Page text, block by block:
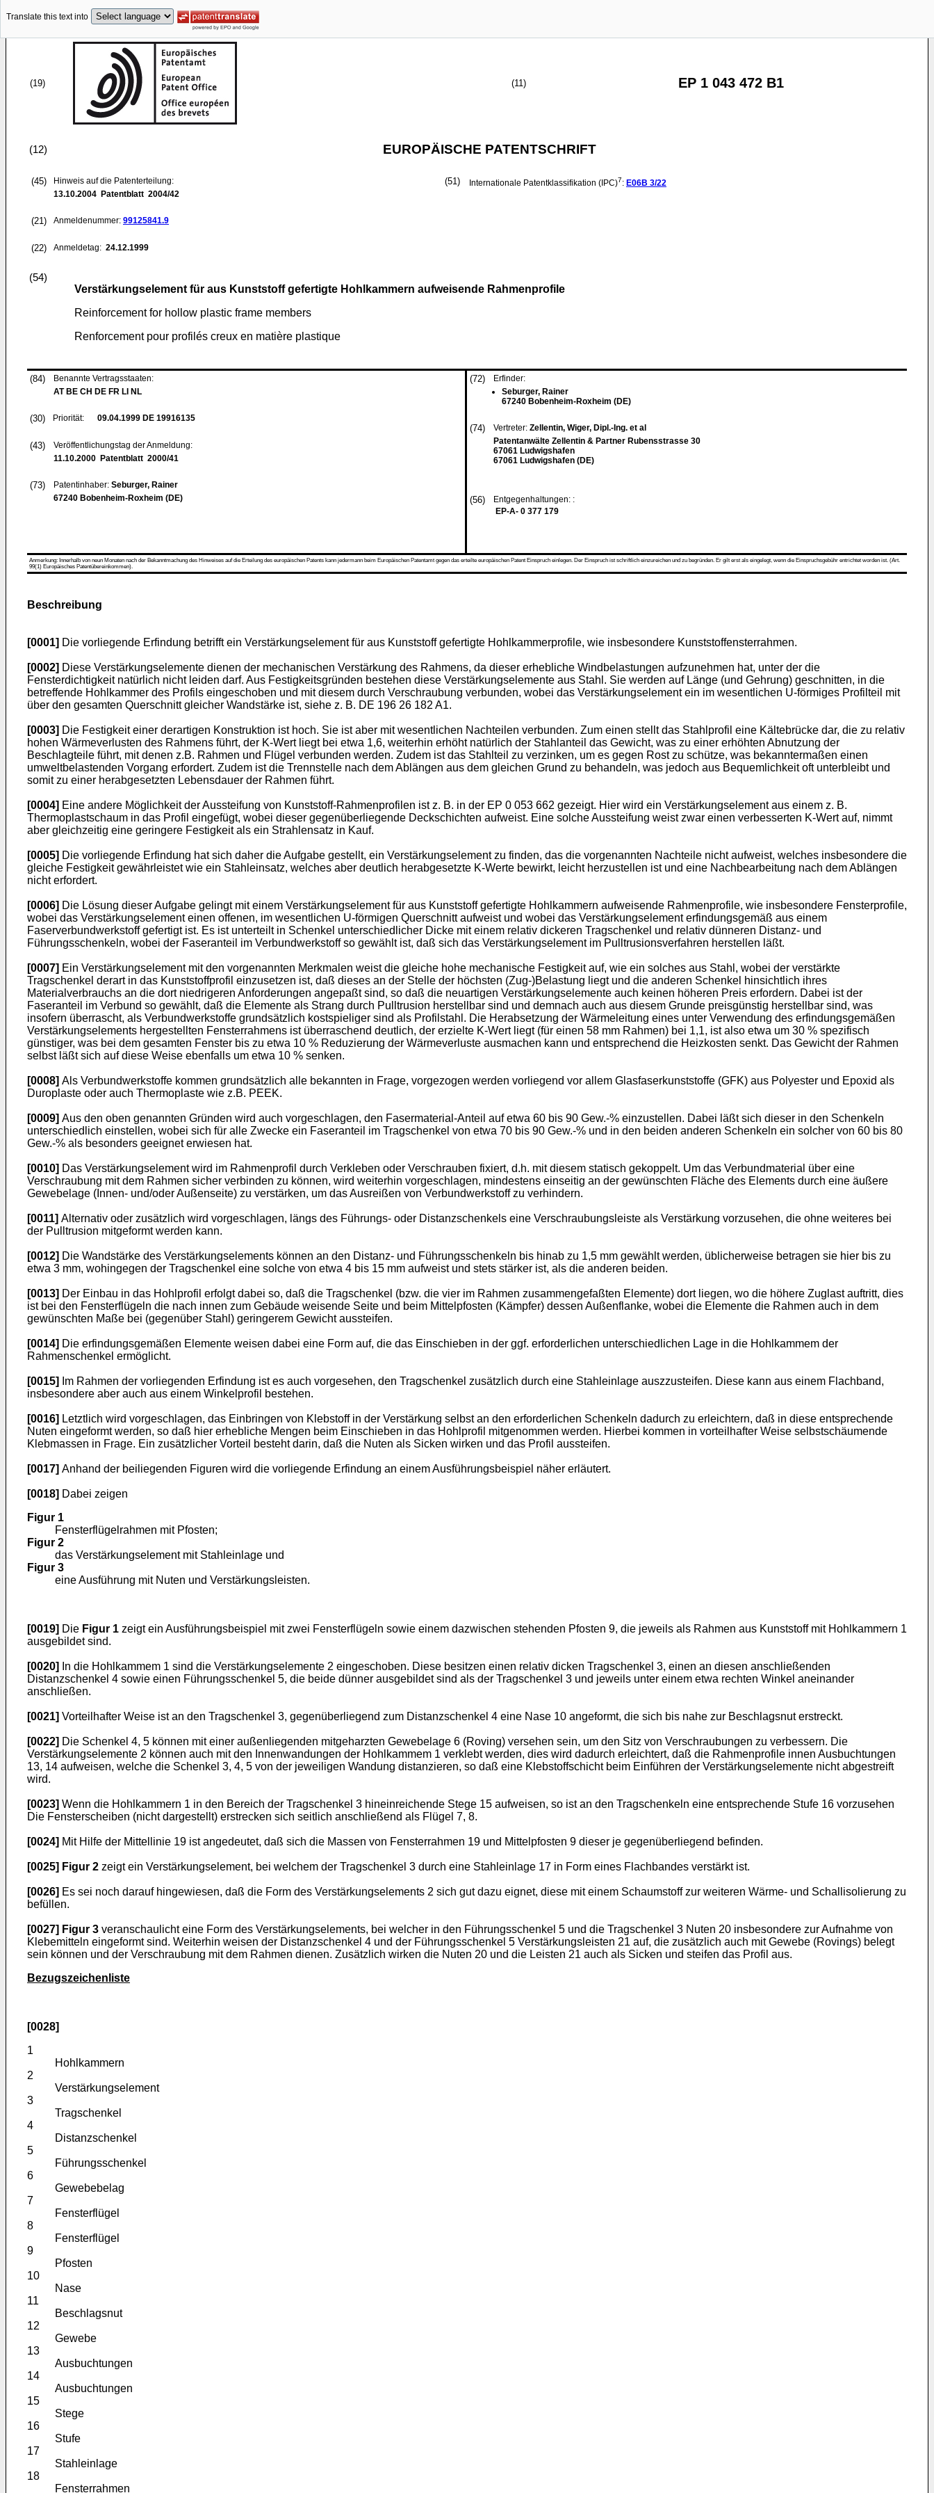
Translate this text into
(19) (11) EP 1 043 472 B1
(12) EUROPÄISCHE PATENTSCHRIFT
(45)
Hinweis auf die Patenterteilung:
13.10.2004 Patentblatt 2004/42
(21) Anmeldenummer: 99125841.9
(22) Anmeldetag: 24.12.1999
(51) Internationale Patentklassifikation (IPC)7: E06B 3/22
(54)
Verstärkungselement für aus Kunststoff gefertigte Hohlkammern aufweisende Rahmenprofile
Reinforcement for hollow plastic frame members
Renforcement pour profilés creux en matière plastique
(84)
Benannte Vertragsstaaten:
AT BE CH DE FR LI NL
(30) Priorität: 09.04.1999 DE 19916135
(43)
Veröffentlichungstag der Anmeldung:
11.10.2000 Patentblatt 2000/41
(73) Patentinhaber: Seburger, Rainer
67240 Bobenheim-Roxheim (DE)
(72)
Erfinder:
Seburger, Rainer
67240 Bobenheim-Roxheim (DE)
(74) Vertreter: Zellentin, Wiger, Dipl.-Ing. et al
Patentanwälte Zellentin & Partner Rubensstrasse 30
67061 Ludwigshafen
67061 Ludwigshafen (DE)
(56)
Entgegenhaltungen: :
EP-A- 0 377 179
Anmerkung: Innerhalb von neun Monaten nach der Bekanntmachung des Hinweises auf die Erteilung des europäischen Patents kann jedermann beim Europäischen Patentamt gegen das erteilte europäischen Patent Einspruch einlegen. Der Einspruch ist schriftlich einzureichen und zu begründen. Er gilt erst als eingelegt, wenn die Einspruchsgebühr entrichtet worden ist. (Art.
99(1) Europäisches Patentübereinkommen).
Beschreibung
[0001] Die vorliegende Erfindung betrifft ein Verstärkungselement für aus Kunststoff gefertigte Hohlkammerprofile, wie insbesondere Kunststoffensterrahmen.
[0002] Diese Verstärkungselemente dienen der mechanischen Verstärkung des Rahmens, da dieser erhebliche Windbelastungen aufzunehmen hat, unter der die
Fensterdichtigkeit natürlich nicht leiden darf. Aus Festigkeitsgründen bestehen diese Verstärkungselemente aus Stahl. Sie werden auf Länge (und Gehrung) geschnitten, in die
betreffende Hohlkammer des Profils eingeschoben und mit diesem durch Verschraubung verbunden, wobei das Verstärkungselement ein im wesentlichen U-förmiges Profilteil mit
über den gesamten Querschnitt gleicher Wandstärke ist, siehe z. B. DE 196 26 182 A1.
[0003] Die Festigkeit einer derartigen Konstruktion ist hoch. Sie ist aber mit wesentlichen Nachteilen verbunden. Zum einen stellt das Stahlprofil eine Kältebrücke dar, die zu relativ
hohen Wärmeverlusten des Rahmens führt, der K-Wert liegt bei etwa 1,6, weiterhin erhöht natürlich der Stahlanteil das Gewicht, was zu einer erhöhten Abnutzung der
Beschlagteile führt, mit denen z.B. Rahmen und Flügel verbunden werden. Zudem ist das Stahlteil zu verzinken, um es gegen Rost zu schütze, was bekanntermaßen einen
umweltbelastenden Vorgang erfordert. Zudem ist die Trennstelle nach dem Ablängen aus dem gleichen Grund zu behandeln, was jedoch aus Bequemlichkeit oft unterbleibt und
somit zu einer herabgesetzten Lebensdauer der Rahmen führt.
[0004] Eine andere Möglichkeit der Aussteifung von Kunststoff-Rahmenprofilen ist z. B. in der EP 0 053 662 gezeigt. Hier wird ein Verstärkungselement aus einem z. B.
Thermoplastschaum in das Profil eingefügt, wobei dieser gegenüberliegende Deckschichten aufweist. Eine solche Aussteifung weist zwar einen verbesserten K-Wert auf, nimmt
aber gleichzeitig eine geringere Festigkeit als ein Strahlensatz in Kauf.
[0005] Die vorliegende Erfindung hat sich daher die Aufgabe gestellt, ein Verstärkungselement zu finden, das die vorgenannten Nachteile nicht aufweist, welches insbesondere die
gleiche Festigkeit gewährleistet wie ein Stahleinsatz, welches aber deutlich herabgesetzte K-Werte bewirkt, leicht herzustellen ist und eine Nachbearbeitung nach dem Ablängen
nicht erfordert.
[0006] Die Lösung dieser Aufgabe gelingt mit einem Verstärkungselement für aus Kunststoff gefertigte Hohlkammern aufweisende Rahmenprofile, wie insbesondere Fensterprofile,
wobei das Verstärkungselement einen offenen, im wesentlichen U-förmigen Querschnitt aufweist und wobei das Verstärkungselement erfindungsgemäß aus einem
Faserverbundwerkstoff gefertigt ist. Es ist unterteilt in Schenkel unterschiedlicher Dicke mit einem relativ dickeren Tragschenkel und relativ dünneren Distanz- und
Führungsschenkeln, wobei der Faseranteil im Verbundwerkstoff so gewählt ist, daß sich das Verstärkungselement im Pulltrusionsverfahren herstellen läßt.
[0007] Ein Verstärkungselement mit den vorgenannten Merkmalen weist die gleiche hohe mechanische Festigkeit auf, wie ein solches aus Stahl, wobei der verstärkte
Tragschenkel derart in das Kunststoffprofil einzusetzen ist, daß dieses an der Stelle der höchsten (Zug-)Belastung liegt und die anderen Schenkel hinsichtlich ihres
Materialverbrauchs an die dort niedrigeren Anforderungen angepaßt sind, so daß die neuartigen Verstärkungselemente auch keinen höheren Preis erfordern. Dabei ist der
Faseranteil im Verbund so gewählt, daß die Elemente als Strang durch Pulltrusion herstellbar sind und demnach auch aus diesem Grunde preisgünstig herstellbar sind, was
insofern überrascht, als Verbundwerkstoffe grundsätzlich kostspieliger sind als Profilstahl. Die Herabsetzung der Wärmeleitung eines unter Verwendung des erfindungsgemäßen
Verstärkungselements hergestellten Fensterrahmens ist überraschend deutlich, der erzielte K-Wert liegt (für einen 58 mm Rahmen) bei 1,1, ist also etwa um 30 % spezifisch
günstiger, was bei dem gesamten Fenster bis zu etwa 10 % Reduzierung der Wärmeverluste ausmachen kann und entsprechend die Heizkosten senkt. Das Gewicht der Rahmen
selbst läßt sich auf diese Weise ebenfalls um etwa 10 % senken.
[0008] Als Verbundwerkstoffe kommen grundsätzlich alle bekannten in Frage, vorgezogen werden vorliegend vor allem Glasfaserkunststoffe (GFK) aus Polyester und Epoxid als
Duroplaste oder auch Thermoplaste wie z.B. PEEK.
[0009] Aus den oben genannten Gründen wird auch vorgeschlagen, den Fasermaterial-Anteil auf etwa 60 bis 90 Gew.-% einzustellen. Dabei läßt sich dieser in den Schenkeln
unterschiedlich einstellen, wobei sich für alle Zwecke ein Faseranteil im Tragschenkel von etwa 70 bis 90 Gew.-% und in den beiden anderen Schenkeln ein solcher von 60 bis 80
Gew.-% als besonders geeignet erwiesen hat.
[0010] Das Verstärkungselement wird im Rahmenprofil durch Verkleben oder Verschrauben fixiert, d.h. mit diesem statisch gekoppelt. Um das Verbundmaterial über eine
Verschraubung mit dem Rahmen sicher verbinden zu können, wird weiterhin vorgeschlagen, mindestens einseitig an der gewünschten Fläche des Elements durch eine äußere
Gewebelage (Innen- und/oder Außenseite) zu verstärken, um das Ausreißen von Verbundwerkstoff zu verhindern.
[0011] Alternativ oder zusätzlich wird vorgeschlagen, längs des Führungs- oder Distanzschenkels eine Verschraubungsleiste als Verstärkung vorzusehen, die ohne weiteres bei
der Pulltrusion mitgeformt werden kann.
[0012] Die Wandstärke des Verstärkungselements können an den Distanz- und Führungsschenkeln bis hinab zu 1,5 mm gewählt werden, üblicherweise betragen sie hier bis zu
etwa 3 mm, wohingegen der Tragschenkel eine solche von etwa 4 bis 15 mm aufweist und stets stärker ist, als die anderen beiden.
[0013] Der Einbau in das Hohlprofil erfolgt dabei so, daß die Tragschenkel (bzw. die vier im Rahmen zusammengefaßten Elemente) dort liegen, wo die höhere Zuglast auftritt, dies
ist bei den Fensterflügeln die nach innen zum Gebäude weisende Seite und beim Mittelpfosten (Kämpfer) dessen Außenflanke, wobei die Elemente die Rahmen auch in dem
gewünschten Maße bei (gegenüber Stahl) geringerem Gewicht aussteifen.
[0014] Die erfindungsgemäßen Elemente weisen dabei eine Form auf, die das Einschieben in der ggf. erforderlichen unterschiedlichen Lage in die Hohlkammem der
Rahmenschenkel ermöglicht.
[0015]
Im Rahmen der vorliegenden Erfindung ist es auch vorgesehen, den Tragschenkel zusätzlich durch eine Stahleinlage auszzusteifen. Diese kann aus einem Flachband,
insbesondere aber auch aus einem Winkelprofil bestehen.
[0016] Letztlich wird vorgeschlagen, das Einbringen von Klebstoff in der Verstärkung selbst an den erforderlichen Schenkeln dadurch zu erleichtern, daß in diese entsprechende
Nuten eingeformt werden, so daß hier erhebliche Mengen beim Einschieben in das Hohlprofil mitgenommen werden. Hierbei kommen in vorteilhafter Weise selbstschäumende
Klebmassen in Frage. Ein zusätzlicher Vorteil besteht darin, daß die Nuten als Sicken wirken und das Profil aussteifen.
[0017] Anhand der beiliegenden Figuren wird die vorliegende Erfindung an einem Ausführungsbeispiel näher erläutert.
[0018] Dabei zeigen
Figur 1
Fensterflügelrahmen mit Pfosten;
Figur 2
das Verstärkungselement mit Stahleinlage und
Figur 3
eine Ausführung mit Nuten und Verstärkungsleisten.
[0019] Die Figur 1 zeigt ein Ausführungsbeispiel mit zwei Fensterflügeln sowie einem dazwischen stehenden Pfosten 9, die jeweils als Rahmen aus Kunststoff mit Hohlkammern 1
ausgebildet sind.
[0020]
In die Hohlkammem 1 sind die Verstärkungselemente 2 eingeschoben. Diese besitzen einen relativ dicken Tragschenkel 3, einen an diesen anschließenden
Distanzschenkel 4 sowie einen Führungsschenkel 5, die beide dünner ausgebildet sind als der Tragschenkel 3 und jeweils unter einem etwa rechten Winkel aneinander
anschließen.
[0021] Vorteilhafter Weise ist an den Tragschenkel 3, gegenüberliegend zum Distanzschenkel 4 eine Nase 10 angeformt, die sich bis nahe zur Beschlagsnut erstreckt.
[0022] Die Schenkel 4, 5 können mit einer außenliegenden mitgeharzten Gewebelage 6 (Roving) versehen sein, um den Sitz von Verschraubungen zu verbessern. Die
Verstärkungselemente 2 können auch mit den Innenwandungen der Hohlkammem 1 verklebt werden, dies wird dadurch erleichtert, daß die Rahmenprofile innen Ausbuchtungen
13, 14 aufweisen, welche die Schenkel 3, 4, 5 von der jeweiligen Wandung distanzieren, so daß eine Klebstoffschicht beim Einführen der Verstärkungselemente nicht abgestreift
wird.
[0023] Wenn die Hohlkammern 1 in den Bereich der Tragschenkel 3 hineinreichende Stege 15 aufweisen, so ist an den Tragschenkeln eine entsprechende Stufe 16 vorzusehen
Die Fensterscheiben (nicht dargestellt) erstrecken sich seitlich anschließend als Flügel 7, 8.
[0024] Mit Hilfe der Mittellinie 19 ist angedeutet, daß sich die Massen von Fensterrahmen 19 und Mittelpfosten 9 dieser je gegenüberliegend befinden.
[0025] Figur 2 zeigt ein Verstärkungselement, bei welchem der Tragschenkel 3 durch eine Stahleinlage 17 in Form eines Flachbandes verstärkt ist.
[0026] Es sei noch darauf hingewiesen, daß die Form des Verstärkungselements 2 sich gut dazu eignet, diese mit einem Schaumstoff zur weiteren Wärme- und Schallisolierung zu
befüllen.
[0027] Figur 3 veranschaulicht eine Form des Verstärkungselements, bei welcher in den Führungsschenkel 5 und die Tragschenkel 3 Nuten 20 insbesondere zur Aufnahme von
Klebemitteln eingeformt sind. Weiterhin weisen der Distanzschenkel 4 und der Führungsschenkel 5 Verstärkungsleisten 21 auf, die zusätzlich auch mit Gewebe (Rovings) belegt
sein können und der Verschraubung mit dem Rahmen dienen. Zusätzlich wirken die Nuten 20 und die Leisten 21 auch als Sicken und steifen das Profil aus.
Bezugszeichenliste
[0028]
1
Hohlkammern
2
Verstärkungselement
3
Tragschenkel
4
Distanzschenkel
5
Führungsschenkel
6
Gewebebelag
7
Fensterflügel
8
Fensterflügel
9
Pfosten
10
Nase
11
Beschlagsnut
12
Gewebe
13
Ausbuchtungen
14
Ausbuchtungen
15
Stege
16
Stufe
17
Stahleinlage
18
Fensterrahmen